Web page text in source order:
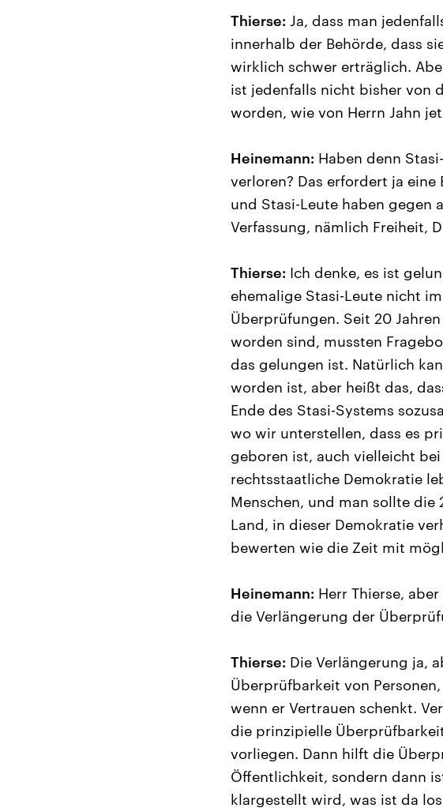
Thierse: Ja, dass man
innerhalb der Behörde, dass
wirklich schwer erträglich.
ist jedenfalls nicht bisher von
worden, wie von Herrn Jahn
Heinemann: Haben denn
verloren? Das erfordert ja
und Stasi-Leute haben gegen
Verfassung, nämlich Freiheit,
Thierse: Ich denke, es ist
ehemalige Stasi-Leute nicht
Überprüfungen. Seit 20
worden sind, mussten
das gelungen ist. Natürlich
worden ist, aber heißt das,
Ende des Stasi-Systems
wo wir unterstellen, dass es
geboren ist, auch vielleicht
rechtsstaatliche Demokratie
Menschen, und man sollte die
Land, in dieser Demokratie
bewerten wie die Zeit mit
Heinemann: Herr Thierse,
die Verlängerung der
Thierse: Die Verlängerung ja,
Überprüfbarkeit von
wenn er Vertrauen schenkt.
die prinzipielle
vorliegen. Dann hilft die
Öffentlichkeit, sondern dann
klargestellt wird, was ist da